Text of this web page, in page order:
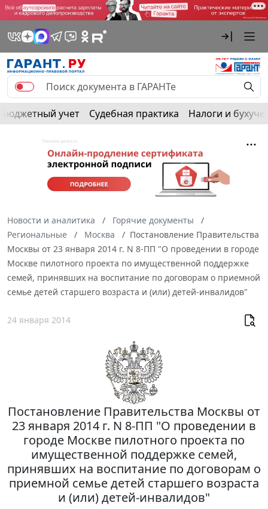
Бюджетный учет Судебная практика Налоги и
Новости и аналитика
Горячие документы
Региональные
Москва
Постановление Правительства
Москвы от 23 января 2014 г. N 8-ПП "О проведении в городе
Москве пилотного проекта по имущественной поддержке
семей, принявших на воспитание по договорам о приемной
семье детей старшего возраста и (или) детей-инвалидов"
24 января 2014
Постановление Правительства Москвы от
23 января 2014 г. N 8-ПП "О проведении в
городе Москве пилотного проекта по
имущественной поддержке семей,
принявших на воспитание по договорам о
приемной семье детей старшего возраста
и (или) детей-инвалидов"